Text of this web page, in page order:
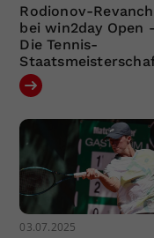
Rodionov-
bei win2day Open
Die Tennis-
03.07.2025